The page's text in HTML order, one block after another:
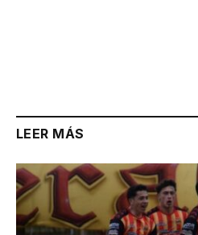
LEER MÁS